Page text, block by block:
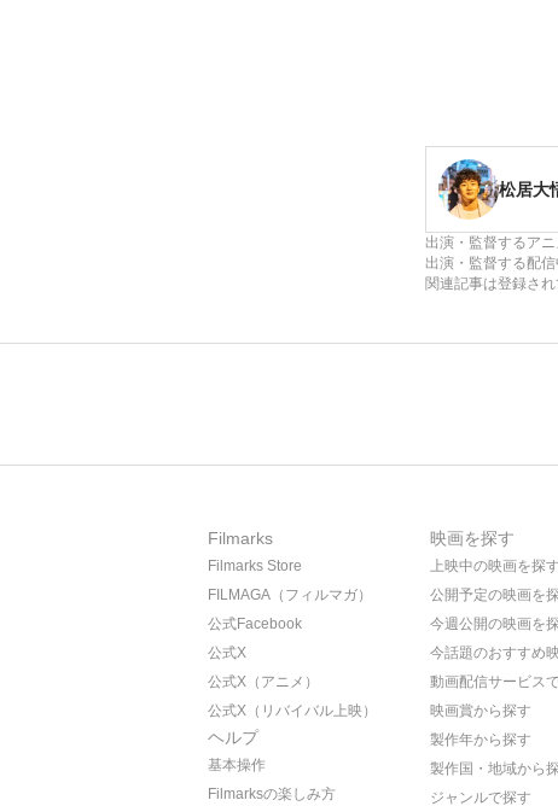
松居大
出演・監督するアニ
出演・監督する配信
関連記事は登録され
Filmarks
Filmarks Store
FILMAGA（フィルマガ）
公式Facebook
公式X
公式X（アニメ）
公式X（リバイバル上映）
ヘルプ
基本操作
Filmarksの楽しみ方
映画を探す
上映中の映画を探す
公開予定の映画を
今週公開の映画を
今話題のおすすめ
動画配信サービス
映画賞から探す
製作年から探す
製作国・地域から
ジャンルで探す